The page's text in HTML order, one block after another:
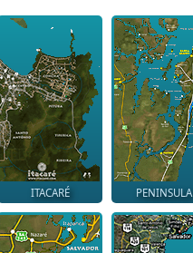
ITACARÉ PENINSULA